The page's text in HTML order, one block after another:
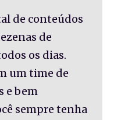
de conteúdos
de
os dias.
um time de
e bem
sempre tenha